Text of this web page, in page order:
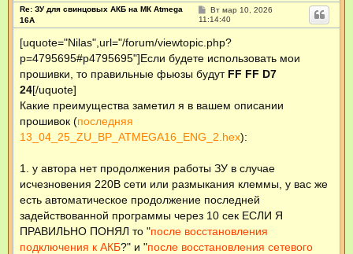
Re: ЗУ для свинцовых АКБ на МК Atmega
16А
С
о
о
щ
е
и
Вт мар 10, 2026
11:14:40
[uquote="Nilas",url="/forum/viewtopic.php?
p=4795695#p4795695"]Если будете использовать мои
прошивки, то правильные фьюзы будут FF FF D7
24[/uquote]
Какие преимущества заметил я в вашем описании
прошивок (последняя
13_04_25_ZU_BP_ATMEGA16_ENG_2.hex):
1. у автора нет продолжения работы ЗУ в случае
исчезновения 220В сети или размыкания клеммы, у вас же
есть автоматическое продолжение последней
задействованной программы через 10 сек ЕСЛИ Я
ПРАВИЛЬНО ПОНЯЛ то "после восстановления
подключения к АКБ?" и "после восстановления сетевого